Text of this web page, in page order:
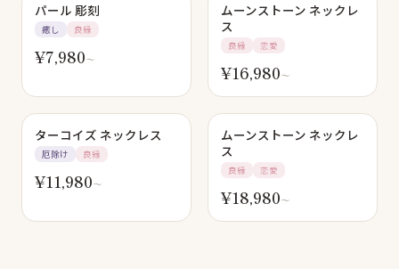
パール 彫刻
癒し 良縁
¥7,980〜
ムーンストーン ネックレ
ス
良縁 恋愛
¥16,980〜
ターコイズ ネックレス
厄除け 良縁
¥11,980〜
ムーンストーン ネックレ
ス
良縁 恋愛
¥18,980〜